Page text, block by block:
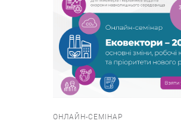
ОНЛАЙН-СЕМІНАР